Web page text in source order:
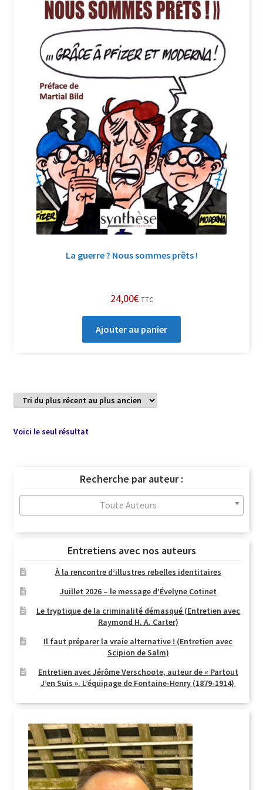
Login Customizer
Newsletter
Nous Contacter
Panier
Politique de confidentialité et cookies
Qui sommes-nous ?
Soutien à Philippe Randa
Suivi de la Commande
La guerre ? Nous sommes prêts !
24,00€ TTC
Ajouter au panier
Voici le seul résultat
Recherche par auteur :
Toute Auteurs
Entretiens avec nos auteurs
À la rencontre d’illustres rebelles identitaires
Juillet 2026 – le message d’Évelyne Cotinet
Le tryptique de la criminalité démasqué (Entretien avec
Raymond H. A. Carter)
Il faut préparer la vraie alternative ! (Entretien avec
Scipion de Salm)
Entretien avec Jérôme Verschoote, auteur de « Partout
J’en Suis ». L’équipage de Fontaine-Henry (1879-1914)